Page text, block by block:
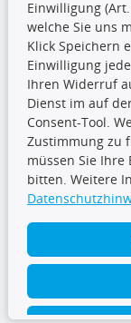
Folge uns
TecDoc Inside
Einwilligung (Art.
welche Sie uns
Klick Speichern
Einwilligung
Ihren Widerruf
Dienst im auf
Consent-Tool.
Zustimmung zu
müssen Sie
bitten. Weitere